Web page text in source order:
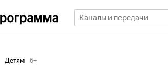
Детям 6+